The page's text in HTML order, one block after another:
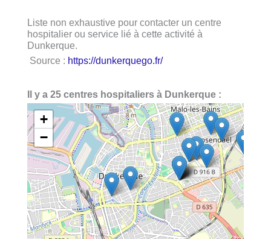
Liste non exhaustive pour contacter un centre
hospitalier ou service lié à cette activité à
Dunkerque.
Source : https://dunkerquego.fr/
Il y a 25 centres hospitaliers à Dunkerque :
+
−